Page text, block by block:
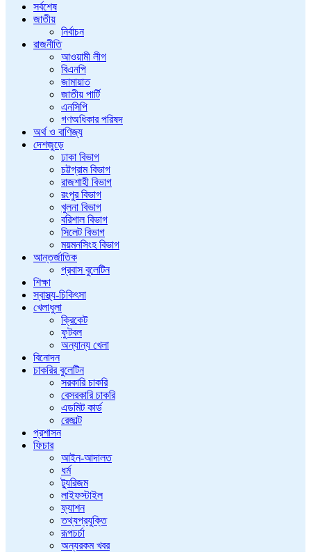
সর্বশেষ
জাতীয়
নির্বাচন
রাজনীতি
আওয়ামী লীগ
বিএনপি
জামায়াত
জাতীয় পার্টি
এনসিপি
গণঅধিকার পরিষদ
অর্থ ও বাণিজ্য
দেশজুড়ে
ঢাকা বিভাগ
চট্টগ্রাম বিভাগ
রাজশাহী বিভাগ
রংপুর বিভাগ
খুলনা বিভাগ
বরিশাল বিভাগ
সিলেট বিভাগ
ময়মনসিংহ বিভাগ
আন্তর্জাতিক
প্রবাস বুলেটিন
শিক্ষা
স্বাস্থ্য-চিকিৎসা
খেলাধুলা
ক্রিকেট
ফুটবল
অন্যান্য খেলা
বিনোদন
চাকরির বুলেটিন
সরকারি চাকরি
বেসরকারি চাকরি
এডমিট কার্ড
রেজাল্ট
প্রশাসন
ফিচার
আইন-আদালত
ধর্ম
ট্যুরিজম
লাইফস্টাইল
ফ্যাশন
তথ্যপ্রযুক্তি
রূপচর্চা
অন্যরকম খবর